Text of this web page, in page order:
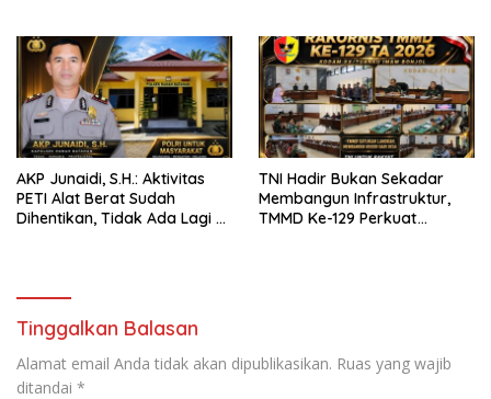
Batang Hari
AKP Junaidi, S.H.: Aktivitas
PETI Alat Berat Sudah
Dihentikan, Tidak Ada Lagi di
TNI Hadir Bukan Sekadar
Membangun Infrastruktur,
TMMD Ke-129 Perkuat
Tinggalkan Balasan
Alamat email Anda tidak akan dipublikasikan. Ruas yang wajib
ditandai *